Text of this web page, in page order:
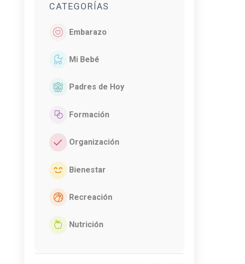
CATEGORÍAS
Embarazo
Mi Bebé
Padres de Hoy
Formación
Organización
Bienestar
Recreación
Nutrición